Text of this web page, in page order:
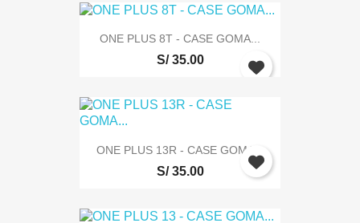
ONE PLUS 8T - CASE GOMA...
S/ 35.00
ONE PLUS 13R - CASE GOMA...
S/ 35.00